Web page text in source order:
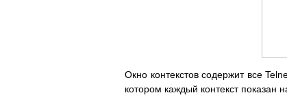
Окно контекстов содержит все
котором каждый контекст показан